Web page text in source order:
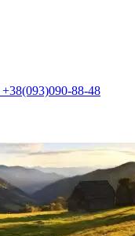
+38(093)090-88-48